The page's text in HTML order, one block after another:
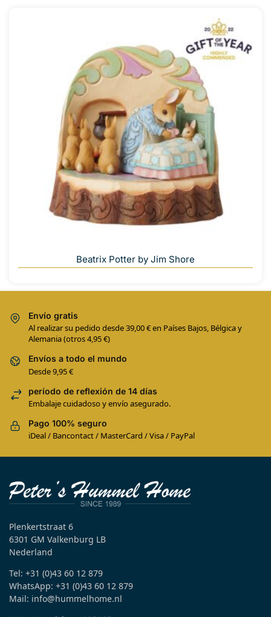
Beatrix Potter by Jim Shore
Envío gratis
Al realizar su pedido desde 39,00 € en Países Bajos, Bélgica y
Alemania (otros 4,95 €)
Envíos a todo el mundo
Desde 9,95 €
período de reflexión de 14 días
Embalaje cuidadoso y envío asegurado.
Pago 100% seguro
iDeal / Bancontact / MasterCard / Visa / PayPal
Plenkertstraat 6
6301 GM Valkenburg LB
Nederland
Tel: +31 (0)43 60 12 879
WhatsApp: +31 (0)43 60 12 879
Mail: info@hummelhome.nl